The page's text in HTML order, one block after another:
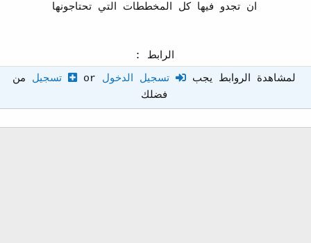
ان تجدو فيها كل المخططات التي تحتاجونها
الرابط :
لمشاهدة الروابط يجب
تسجيل الدخول or تسجيل
من
فضلك